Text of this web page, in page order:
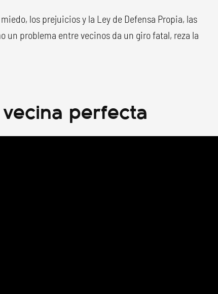
los prejuicios y la Ley de Defensa Propia, las
un problema entre vecinos da un giro fatal, reza la
perfecta